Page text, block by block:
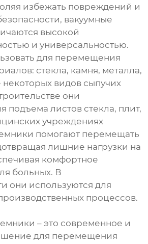
избежать повреждений и
вакуумные
высокой
и универсальностью.
для перемещения
стекла, камня, металла,
некоторых видов сыпучих
они
подъема листов стекла, плит,
учреждениях
помогают перемещать
лишние нагрузки на
комфортное
больных. В
они используются для
процессов.
– это современное и
для перемещения